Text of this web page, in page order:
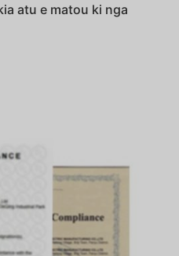
atu e matou ki nga